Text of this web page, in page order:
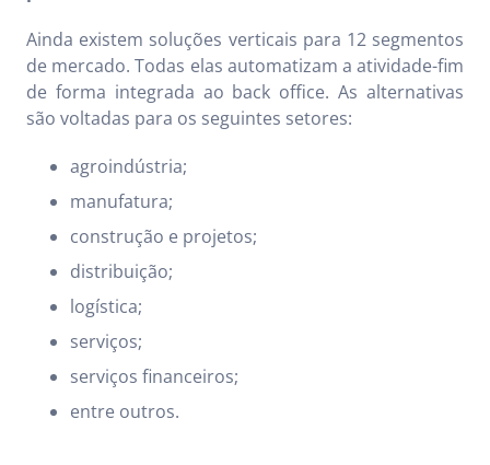
Ainda existem soluções verticais para 12 segmentos
de mercado. Todas elas automatizam a atividade-fim
de forma integrada ao back office. As alternativas
são voltadas para os seguintes setores:
agroindústria;
manufatura;
construção e projetos;
distribuição;
logística;
serviços;
serviços financeiros;
entre outros.